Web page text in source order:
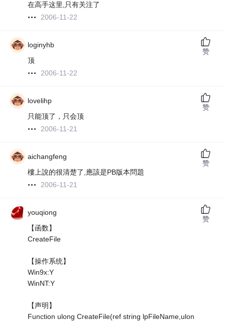
在高手这里,只有关注了
2006-11-22
loginyhb
顶
2006-11-22
赞
lovelihp
只能顶了，只会顶
2006-11-21
赞
aichangfeng
樓上說的很清楚了,應該是PB版本問題
2006-11-21
赞
youqiong
【函数】
CreateFile
【操作系统】
Win9x:Y
WinNT:Y
【声明】
Function ulong CreateFile(ref string lpFileName,ulon
赞